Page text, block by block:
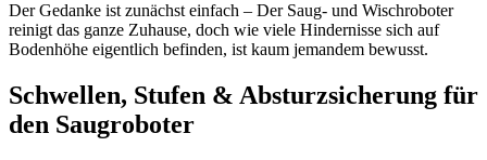
Der Gedanke ist zunächst einfach – Der Saug- und Wischroboter
reinigt das ganze Zuhause, doch wie viele Hindernisse sich auf
Bodenhöhe eigentlich befinden, ist kaum jemandem bewusst.
Schwellen, Stufen & Absturzsicherung für
den Saugroboter